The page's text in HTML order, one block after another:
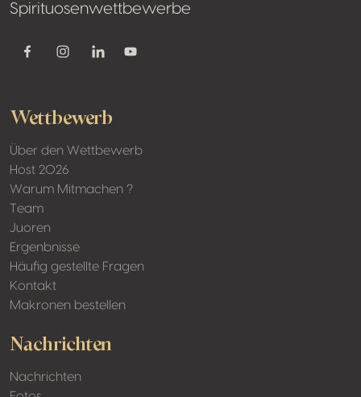
Spirituosenwettbewerbe
FacebookInstagramLinkedinYoutube
Wettbewerb
Über den Wettbewerb
Host 2026
Warum Mitmachen ?
Team
Juoren
Ergenbnisse
Häufig gestellte Fragen
Kontakt
Makronen bestellen
Nachrichten
Nachrichten